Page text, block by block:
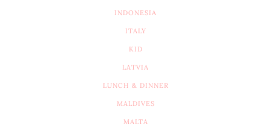
INDONESIA
ITALY
KID
LATVIA
LUNCH & DINNER
MALDIVES
MALTA